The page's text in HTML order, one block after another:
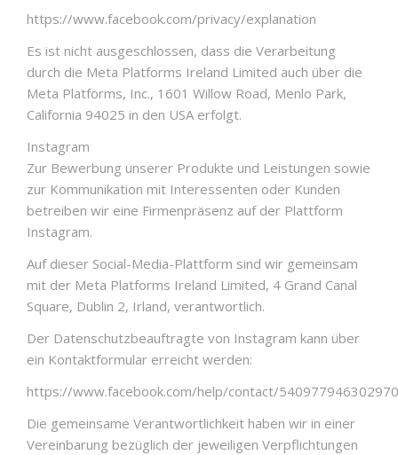
https://www.facebook.com/privacy/explanation
Es ist nicht ausgeschlossen, dass die Verarbeitung
durch die Meta Platforms Ireland Limited auch über die
Meta Platforms, Inc., 1601 Willow Road, Menlo Park,
California 94025 in den USA erfolgt.
Instagram
Zur Bewerbung unserer Produkte und Leistungen sowie
zur Kommunikation mit Interessenten oder Kunden
betreiben wir eine Firmenpräsenz auf der Plattform
Instagram.
Auf dieser Social-Media-Plattform sind wir gemeinsam
mit der Meta Platforms Ireland Limited, 4 Grand Canal
Square, Dublin 2, Irland, verantwortlich.
Der Datenschutzbeauftragte von Instagram kann über
ein Kontaktformular erreicht werden:
https://www.facebook.com/help/contact/540977946302970
Die gemeinsame Verantwortlichkeit haben wir in einer
Vereinbarung bezüglich der jeweiligen Verpflichtungen